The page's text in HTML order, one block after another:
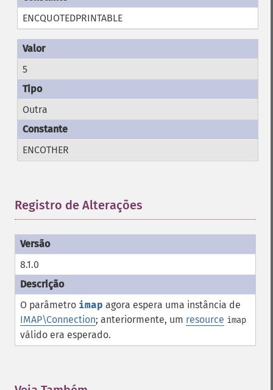
ENCQUOTEDPRINTABLE
5
Outra
ENCOTHER
Registro de Alterações
8.1.0
O parâmetro imap agora espera uma instância de
IMAP\Connection; anteriormente, um resource imap
válido era esperado.